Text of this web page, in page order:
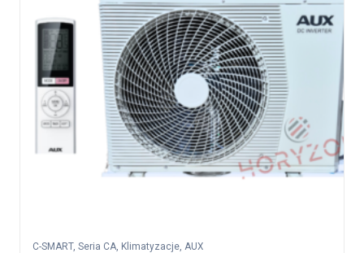
C-SMART,Seria CA Klimatyzacje AUX